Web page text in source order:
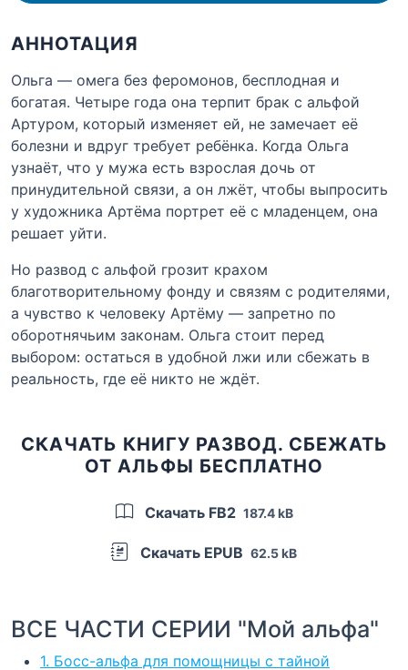
АННОТАЦИЯ
Ольга — омега без феромонов, бесплодная и
богатая. Четыре года она терпит брак с альфой
Артуром, который изменяет ей, не замечает её
болезни и вдруг требует ребёнка. Когда Ольга
узнаёт, что у мужа есть взрослая дочь от
принудительной связи, а он лжёт, чтобы выпросить
у художника Артёма портрет её с младенцем, она
решает уйти.
Но развод с альфой грозит крахом
благотворительному фонду и связям с родителями,
а чувство к человеку Артёму — запретно по
оборотнячьим законам. Ольга стоит перед
выбором: остаться в удобной лжи или сбежать в
реальность, где её никто не ждёт.
СКАЧАТЬ КНИГУ РАЗВОД. СБЕЖАТЬ
ОТ АЛЬФЫ БЕСПЛАТНО
Скачать FB2 187.4 kB
Скачать EPUB 62.5 kB
ВСЕ ЧАСТИ СЕРИИ "Мой альфа"
1. Босс-альфа для помощницы с тайной